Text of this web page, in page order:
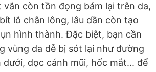
vẫn còn tồn đọng bám lại trên da,
lỗ chân lông, lâu dần còn tạo
hình thành. Đặc biệt, bạn cần
vùng da dễ bị sót lại như đường
dưới, dọc cánh mũi, hốc mắt... để